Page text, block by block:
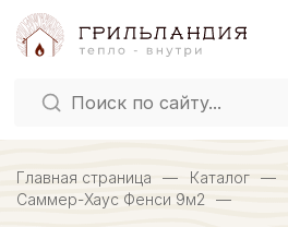
Главная страница — Каталог —
Саммер-Хаус Фенси 9м2
—